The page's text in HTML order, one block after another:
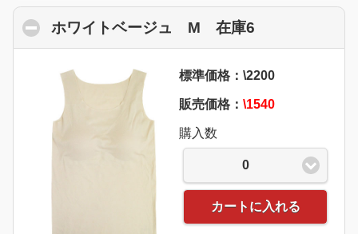
ホワイトベージュ M 在庫6
標準価格：\2200
販売価格： \1540
購入数
0
カートに入れる